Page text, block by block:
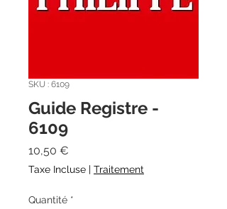
SKU : 6109
Guide Registre -
6109
10,50 €
Taxe Incluse | Traitement
Quantité *